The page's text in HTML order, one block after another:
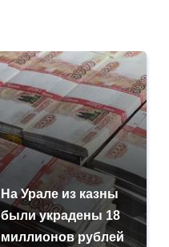
На Урале из казны
были украдены 18
миллионов рублей